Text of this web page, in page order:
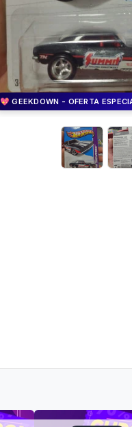
💖 GEEKDOWN - OFERTA